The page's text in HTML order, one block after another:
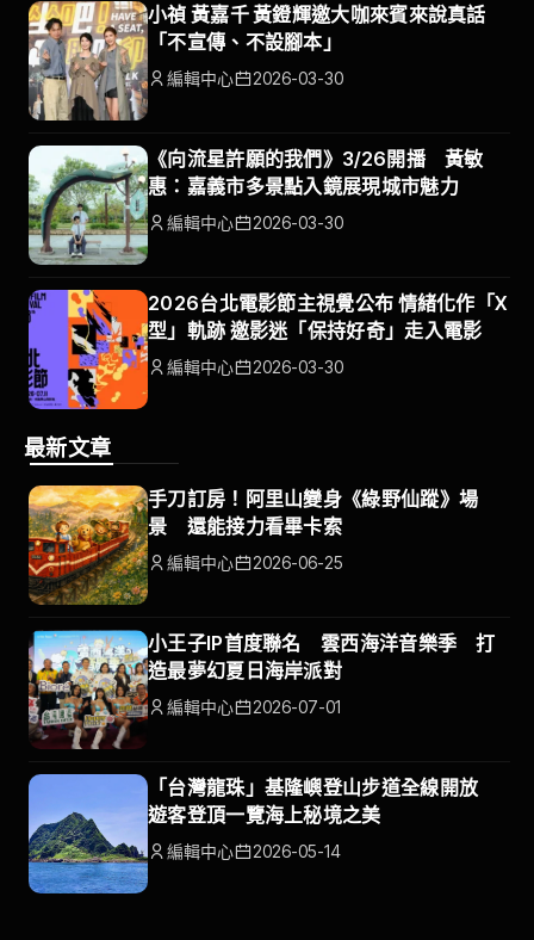
小禎 黃嘉千 黃鐙輝邀大咖來賓來說真話
「不宣傳、不設腳本」
編輯中心 2026-03-30
《向流星許願的我們》3/26開播 黃敏
惠：嘉義市多景點入鏡展現城市魅力
編輯中心 2026-03-30
2026台北電影節主視覺公布 情緒化作「X
型」軌跡 邀影迷「保持好奇」走入電影
編輯中心 2026-03-30
最新文章
手刀訂房！阿里山變身《綠野仙蹤》場
景 還能接力看畢卡索
編輯中心 2026-06-25
小王子IP首度聯名 雲西海洋音樂季 打
造最夢幻夏日海岸派對
編輯中心 2026-07-01
「台灣龍珠」基隆嶼登山步道全線開放
遊客登頂一覽海上秘境之美
編輯中心 2026-05-14